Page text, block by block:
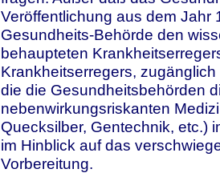
Veröffentlichung aus dem Jahr
Gesundheits-Behörde den
behaupteten
Krankheitserregers,
die die Gesundheitsbehörden
nebenwirkungsriskanten
Quecksilber, Gentechnik, etc.)
im Hinblick auf das
Vorbereitung.